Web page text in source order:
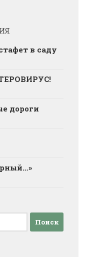
в саду
дороги